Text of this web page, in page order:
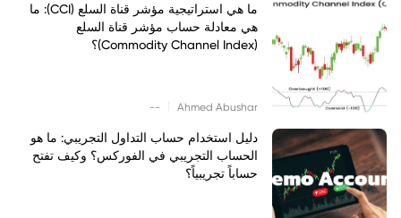
ما هي استراتيجية مؤشر قناة السلع (CCI): ما
هي معادلة حساب مؤشر قناة السلع
(Commodity Channel Index)؟
Ahmed Abushar
--
دليل استخدام حساب التداول التجريبي: ما هو
الحساب التجريبي في الفوركس؟ وكيف تفتح
حساباً تجريبياً؟